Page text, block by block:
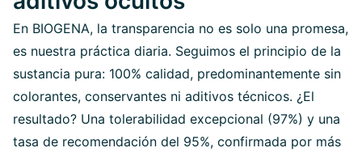
En BIOGENA, la transparencia no es solo una promesa,
es nuestra práctica diaria. Seguimos el principio de la
sustancia pura: 100% calidad, predominantemente sin
colorantes, conservantes ni aditivos técnicos. ¿El
resultado? Una tolerabilidad excepcional (97%) y una
tasa de recomendación del 95%, confirmada por más